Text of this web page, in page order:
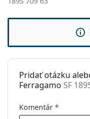
Pridať otázku
Ferragamo SF
Komentár *